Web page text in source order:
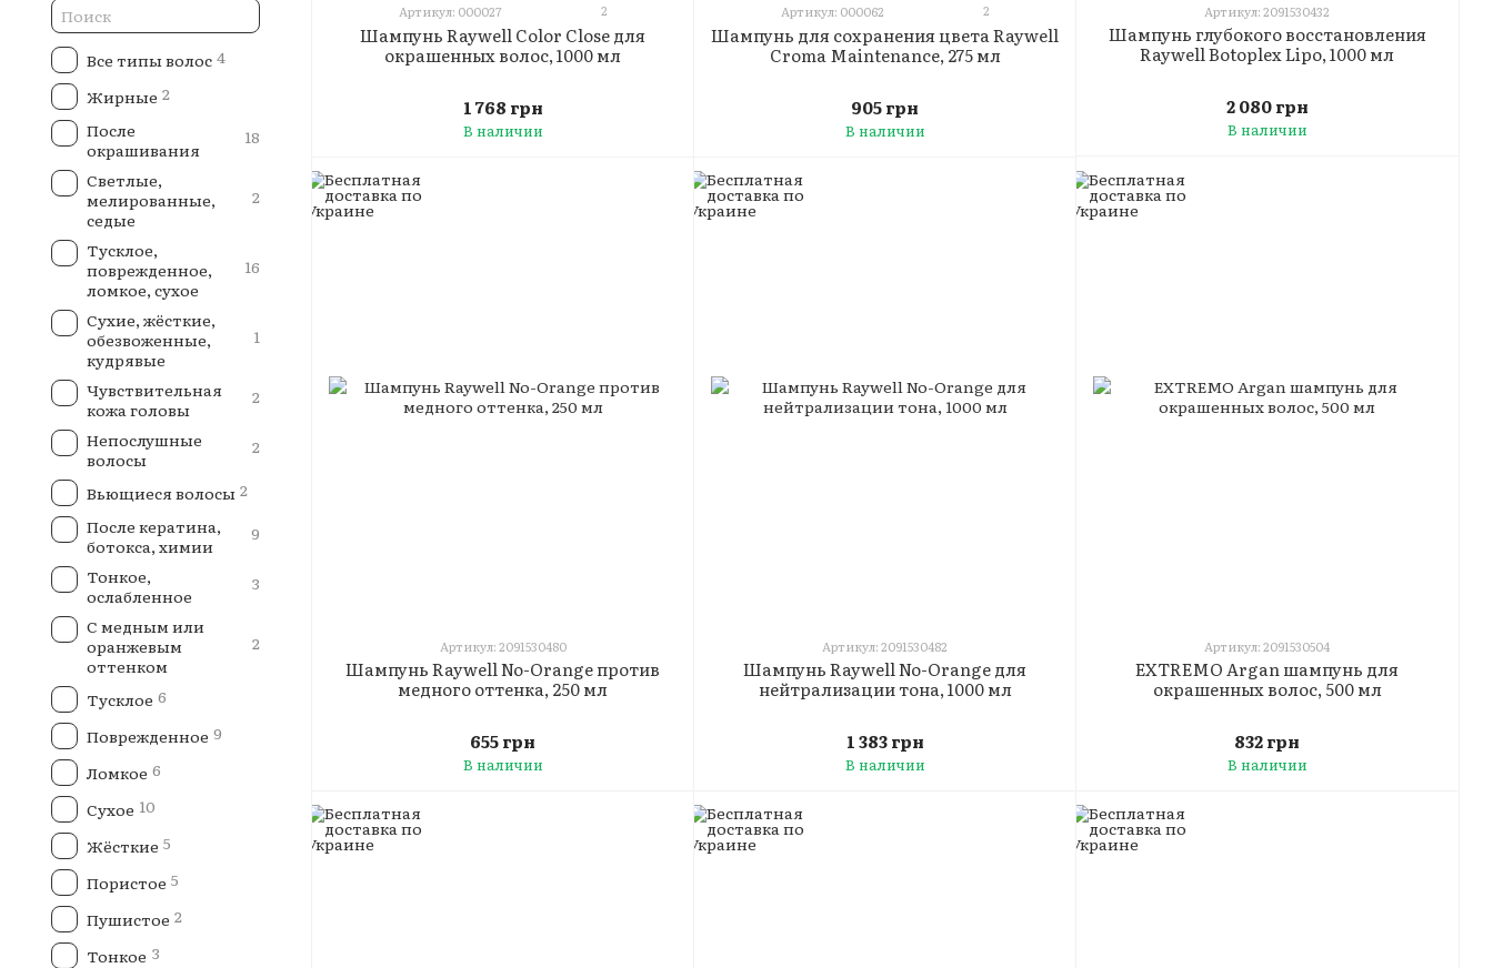
Артикул: 000027 2
Шампунь Raywell Color Close для
окрашенных волос, 1000 мл
1 768 грн
В наличии
Артикул: 000062 2
Шампунь для сохранения цвета Raywell
Croma Maintenance, 275 мл
905 грн
В наличии
Артикул: 2091530432
Шампунь глубокого восстановления
Raywell Botoplex Lipo, 1000 мл
2 080 грн
В наличии
Артикул: 2091530480
Шампунь Raywell No-Orange против
медного оттенка, 250 мл
655 грн
В наличии
Артикул: 2091530482
Шампунь Raywell No-Orange для
нейтрализации тона, 1000 мл
1 383 грн
В наличии
Артикул: 2091530504
EXTREMO Argan шампунь для
окрашенных волос, 500 мл
832 грн
В наличии
Все типы волос 4
Жирные 2
После
окрашивания
18
Светлые,
мелированные,
седые
2
Тусклое,
поврежденное,
ломкое, сухое
16
Сухие, жёсткие,
обезвоженные,
кудрявые
1
Чувствительная
кожа головы
2
Непослушные
волосы
2
Вьющиеся волосы 2
После кератина,
ботокса, химии
9
Тонкое,
ослабленное
3
С медным или
оранжевым
оттенком
2
Тусклое 6
Поврежденное 9
Ломкое 6
Сухое 10
Жёсткие 5
Пористое 5
Пушистое 2
Тонкое 3